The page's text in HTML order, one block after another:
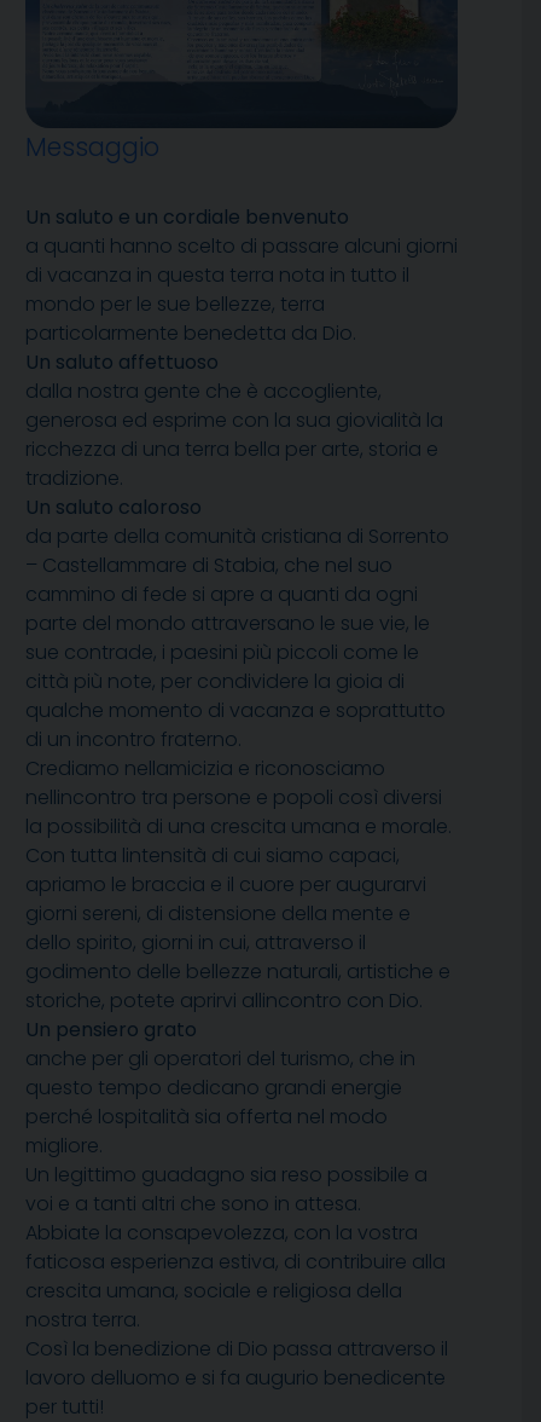
Messaggio
Un saluto e un cordiale benvenuto
a quanti hanno scelto di passare alcuni giorni
di vacanza in questa terra nota in tutto il
mondo per le sue bellezze, terra
particolarmente benedetta da Dio.
Un saluto affettuoso
dalla nostra gente che è accogliente,
generosa ed esprime con la sua giovialità la
ricchezza di una terra bella per arte, storia e
tradizione.
Un saluto caloroso
da parte della comunità cristiana di Sorrento
– Castellammare di Stabia, che nel suo
cammino di fede si apre a quanti da ogni
parte del mondo attraversano le sue vie, le
sue contrade, i paesini più piccoli come le
città più note, per condividere la gioia di
qualche momento di vacanza e soprattutto
di un incontro fraterno.
Crediamo nellamicizia e riconosciamo
nellincontro tra persone e popoli così diversi
la possibilità di una crescita umana e morale.
Con tutta lintensità di cui siamo capaci,
apriamo le braccia e il cuore per augurarvi
giorni sereni, di distensione della mente e
dello spirito, giorni in cui, attraverso il
godimento delle bellezze naturali, artistiche e
storiche, potete aprirvi allincontro con Dio.
Un pensiero grato
anche per gli operatori del turismo, che in
questo tempo dedicano grandi energie
perché lospitalità sia offerta nel modo
migliore.
Un legittimo guadagno sia reso possibile a
voi e a tanti altri che sono in attesa.
Abbiate la consapevolezza, con la vostra
faticosa esperienza estiva, di contribuire alla
crescita umana, sociale e religiosa della
nostra terra.
Così la benedizione di Dio passa attraverso il
lavoro delluomo e si fa augurio benedicente
per tutti!